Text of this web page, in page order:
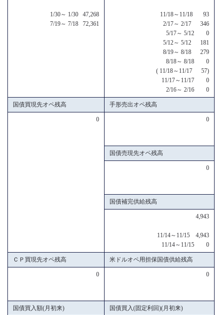
1/30～ 1/30 47,268
7/19～ 7/18 72,361
11/18～11/18 93
2/17～ 2/17 346
5/17～ 5/12 0
5/12～ 5/12 181
8/19～ 8/18 279
8/18～ 8/18 0
( 11/18～11/17 57)
11/17～11/17 0
2/16～ 2/16 0
国債買現先オペ残高 手形売出オペ残高
0 0
国債売現先オペ残高
0
国債補完供給残高
4,943
11/14～11/15 4,943
11/14～11/15 0
ＣＰ買現先オペ残高 米ドルオペ用担保国債供給残高
0 0
国債買入額(月初来) 国債買入(固定利回)(月初来)